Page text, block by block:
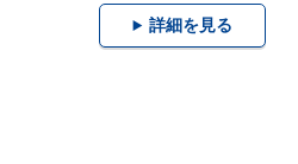
詳細を見る